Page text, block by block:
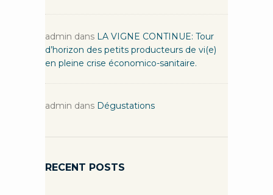
admin dans LA VIGNE CONTINUE: Tour
d’horizon des petits producteurs de vi(e)
en pleine crise économico-sanitaire.
admin dans Dégustations
RECENT POSTS